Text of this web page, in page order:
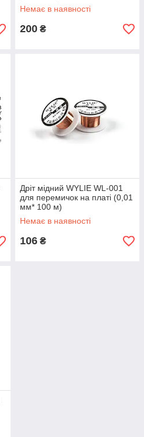
Немає в наявності
200 ₴
Дріт мідний WYLIE WL-001
для перемичок на платі (0,01
мм* 100 м)
Немає в наявності
106 ₴